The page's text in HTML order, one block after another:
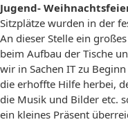
Jugend-
Sitzplätze wurden in der
An dieser Stelle ein
beim Aufbau der Tische
wir in Sachen IT zu
die erhoffte Hilfe herbei,
die Musik und Bilder etc.
ein kleines Präsent